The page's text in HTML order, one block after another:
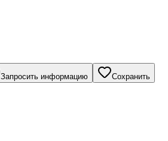
Запросить информацию Сохранить